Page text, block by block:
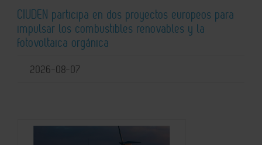
CIUDEN participa en dos proyectos europeos para
impulsar los combustibles renovables y la
fotovoltaica orgánica
2026-08-07